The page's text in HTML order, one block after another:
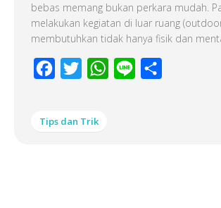
bebas memang bukan perkara mudah.
melakukan kegiatan di luar ruang
membutuhkan tidak hanya fisik dan
Facebook
Twitter WhatsApp
Line
Tips dan Trik